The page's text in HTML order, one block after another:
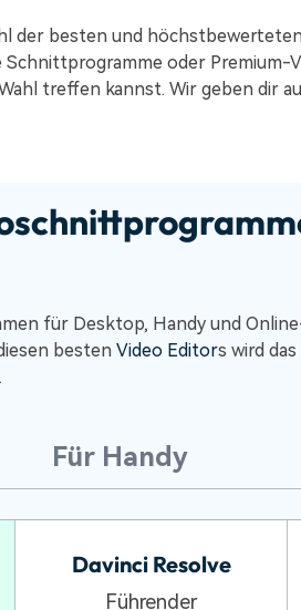
der besten und
oder Premium-
treffen kannst. Wir geben dir
für Desktop, Handy und
besten Video Editors wird
Für Handy
Davinci Resolve
Führender